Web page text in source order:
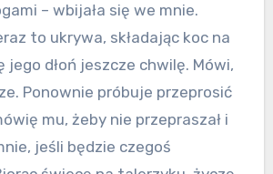
– wbijała się we mnie.
to ukrywa, składając koc na
jego dłoń jeszcze chwilę. Mówi,
Ponownie próbuje przeprosić
mu, żeby nie przepraszał i
jeśli będzie czegoś